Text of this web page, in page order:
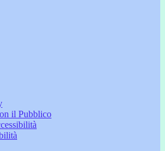
il Pubblico